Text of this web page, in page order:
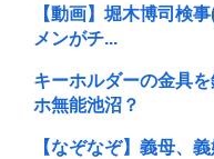
【動画】堀木博司検
メンがチ...
キーホルダーの金具
ホ無能池沼？
【なぞなぞ】義母、